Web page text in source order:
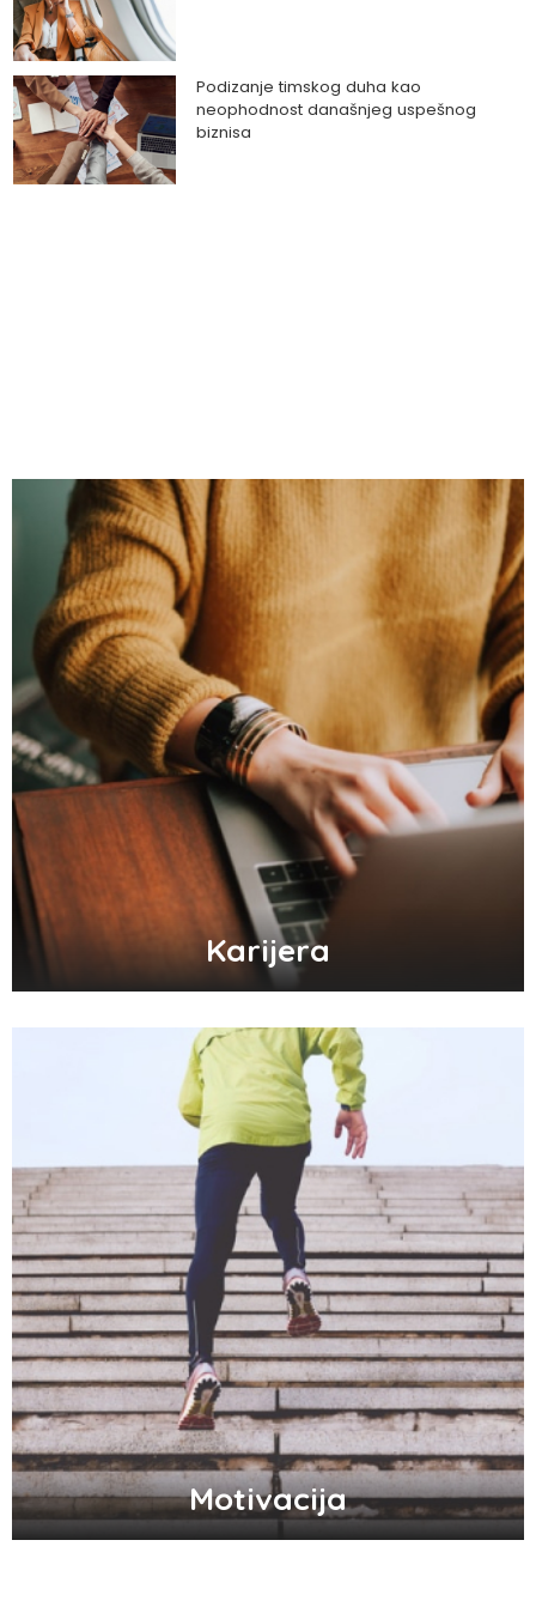
Podizanje timskog duha kao
neophodnost današnjeg uspešnog
biznisa
Karijera
Motivacija